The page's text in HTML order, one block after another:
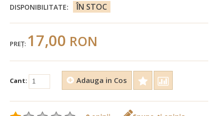
DISPONIBILITATE:
ÎN STOC
PREŢ: 17,00 RON
Cant: Adauga in Cos